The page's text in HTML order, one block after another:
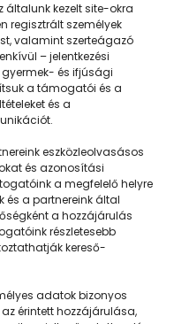
általunk kezelt site-okra
regisztrált személyek
valamint szerteágazó
– jelentkezési
és ifjúsági
a támogatói és a
és a
eszközleolvasásos
és azonosítási
a megfelelő helyre
a partnereink által
a hozzájárulás
részletesebb
kereső-
adatok bizonyos
érintett hozzájárulása,